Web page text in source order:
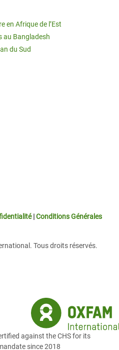
en Afrique de l’Est
au Bangladesh
du Sud
|Conditions Générales
Tous droits réservés.
against the CHS for its
since 2018